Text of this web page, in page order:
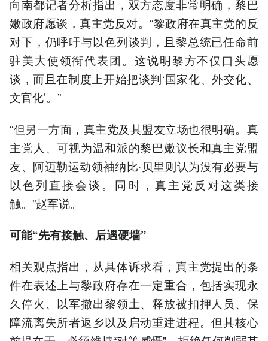
向南都记者分析指出，双方态度非常明确，黎巴
嫩政府愿谈，真主党反对。“黎政府在真主党的反
对下，仍呼吁与以色列谈判，且黎总统已任命前
驻美大使领衔代表团。这说明黎方不仅口头愿
谈，而且在制度上开始把谈判‘国家化、外交化、
文官化’。”
“但另一方面，真主党及其盟友立场也很明确。真
主党人、可视为温和派的黎巴嫩议长和真主党盟
友、阿迈勒运动领袖纳比·贝里则认为没有必要与
以色列直接会谈。同时，真主党反对这类接
触。”赵军说。
可能“先有接触、后遇硬墙”
相关观点指出，从具体诉求看，真主党提出的条
件在表述上与黎政府存在一定重合，包括实现永
久停火、以军撤出黎领土、释放被扣押人员、保
障流离失所者返乡以及启动重建进程。但其核心